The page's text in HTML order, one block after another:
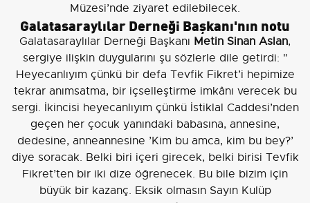
Müzesi’nde ziyaret edilebilecek.
Galatasaraylılar Derneği Başkanı'nın notu
Galatasaraylılar Derneği Başkanı Metin Sinan Aslan,
sergiye ilişkin duygularını şu sözlerle dile getirdi: "
Heyecanlıyım çünkü bir defa Tevfik Fikret’i hepimize
tekrar anımsatma, bir içselleştirme imkânı verecek bu
sergi. İkincisi heyecanlıyım çünkü İstiklal Caddesi’nden
geçen her çocuk yanındaki babasına, annesine,
dedesine, anneannesine ’Kim bu amca, kim bu bey?’
diye soracak. Belki biri içeri girecek, belki birisi Tevfik
Fikret’ten bir iki dize öğrenecek. Bu bile bizim için
büyük bir kazanç. Eksik olmasın Sayın Kulüp